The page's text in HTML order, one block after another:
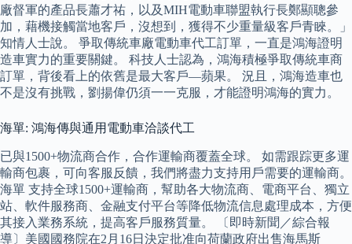
廠督軍的產品長蕭才祐，以及MIH電動車聯盟執行長鄭顯聰參
加，藉機接觸當地客戶，沒想到，獲得不少重量級客戶青睞。」
知情人士說。 爭取傳統車廠電動車代工訂單，一直是鴻海證明
造車實力的重要關鍵。 科技人士認為，鴻海積極爭取傳統車商
訂單，背後看上的依舊是最大客戶—蘋果。 況且，鴻海造車也
不是沒有挑戰，劉揚偉仍須一一克服，才能證明鴻海的實力。
海單: 鴻海傳與通用電動車洽談代工
已與1500+物流商合作，合作運輸商覆蓋全球。 如需跟踪更多運
輸商包裹，可向客服反饋，我們將盡力支持用戶需要的運輸商。
海單 支持全球1500+運輸商，幫助各大物流商、電商平台、獨立
站、軟件服務商、金融支付平台等降低物流信息處理成本，方便
其接入業務系統，提高客戶服務質量。 〔即時新聞／綜合報
導〕美國國務院在2月16日決定批准向荷蘭政府出售海馬斯